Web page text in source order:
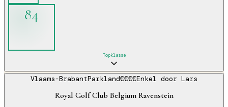
84
Topklasse
Vlaams-BrabantParkland€€€€Enkel door Lars
Royal Golf Club Belgium Ravenstein